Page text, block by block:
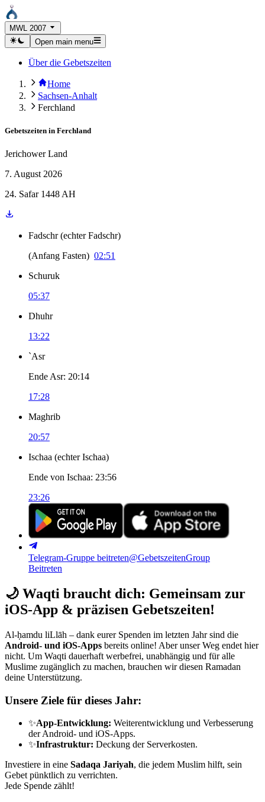
MWL 2007
Open main menu
Über die Gebetszeiten
Home
Sachsen-Anhalt
Ferchland
Gebetszeiten in Ferchland
Jerichower Land
7. August 2026
24. Safar 1448 AH
Fadschr (echter Fadschr)
(Anfang Fasten) 02:51
Schuruk
05:37
Dhuhr
13:22
`Asr
Ende Asr: 20:14
17:28
Maghrib
20:57
Ischaa (echter Ischaa)
Ende von Ischaa: 23:56
23:26
Telegram-Gruppe beitreten@GebetszeitenGroup
Beitreten
🌙 Waqti braucht dich: Gemeinsam zur
iOS-App & präzisen Gebetszeiten!
Al-ḥamdu liLlāh – dank eurer Spenden im letzten Jahr sind die
Android- und iOS-Apps bereits online! Aber unser Weg endet hier
nicht. Um Waqti dauerhaft werbefrei, unabhängig und für alle
Muslime zugänglich zu machen, brauchen wir diesen Ramadan
deine Unterstützung.
Unsere Ziele für dieses Jahr:
✨App-Entwicklung: Weiterentwicklung und Verbesserung
der Android- und iOS-Apps.
✨Infrastruktur: Deckung der Serverkosten.
Investiere in eine Sadaqa Jariyah, die jedem Muslim hilft, sein
Gebet pünktlich zu verrichten.
Jede Spende zählt!